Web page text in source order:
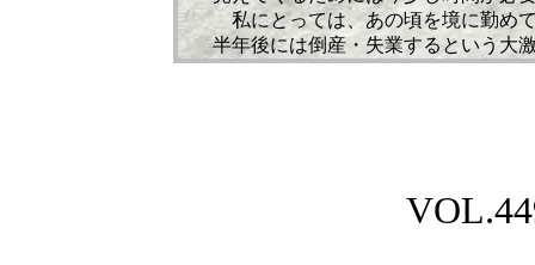
私にとっては、あの頃を境に勤め
半年後には倒産・失業するという大
VOL.